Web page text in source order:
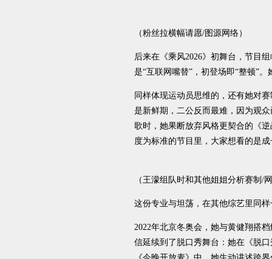
（粉丝拉横幅请愿/图源网络）
后来在《乘风2026》初舞台，节目
是“互联网嘴替”，初登场即“整顿”
同样体现运动员思维的，还有她对
是新鲜期，二公反而最难，因为观
歌时，她果断放弃风格更契合的《
度为标准的节目里，大家想看的是
（王濛组队时和其他姐姐分析赛制/
这份专业与坦荡，在其他综艺里同
2022年北京冬奥会，她与黄健翔搭
信延续到了脱口秀舞台：她在《脱